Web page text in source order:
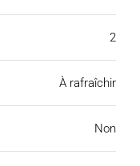
2
À rafraîchir
Non